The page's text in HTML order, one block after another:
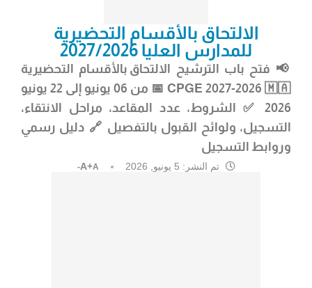
الالتحاق بالأقسام التحضيرية
للمدارس العليا 2027/2026
📢 فتح باب الترشيح الالتحاق بالأقسام التحضيرية
CPGE 2027-2026 🇲🇦 📅
من 06 يونيو إلى 22 يونيو
2026
✅ الشروط، عدد المقاعد، مراحل الانتقاء،
التسجيل، ولوائح القبول بالتفصيل 🔗 دليل رسمي
وروابط التسجيل
تم النشر: A+A-